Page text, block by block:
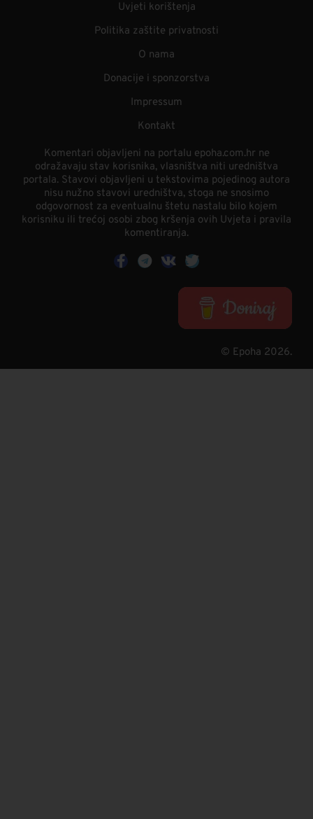
Uvjeti korištenja
Politika zaštite privatnosti
O nama
Donacije i sponzorstva
Impressum
Kontakt
Komentari objavljeni na portalu epoha.com.hr ne
odražavaju stav korisnika, vlasništva niti uredništva
portala. Stavovi objavljeni u tekstovima pojedinog autora
nisu nužno stavovi uredništva, stoga ne snosimo
odgovornost za eventualnu štetu nastalu bilo kojem
korisniku ili trećoj osobi zbog kršenja ovih Uvjeta i pravila
komentiranja.
© Epoha 2026.